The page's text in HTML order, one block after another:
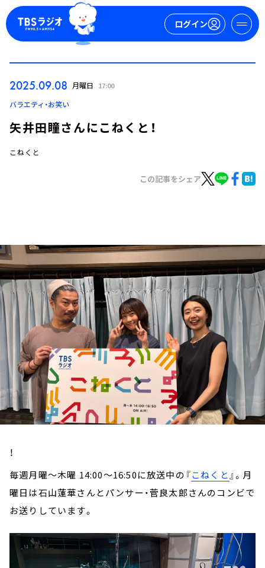
ログイン
ログイン
トピックス
TBS Podcast
お知らせ
イベント・グッズ
YouTube
会社情報
2025.09.08 月曜日 17:00
バラエティ・お笑い
矢井田瞳さんにこねくと！
こねくと
この記事をシェア
！
毎週月曜～木曜 14:00～16:50に放送中の『こねくと』。月
曜日は石山蓮華さんとパンサー・菅良太郎さんのコンビで
お送りしています。